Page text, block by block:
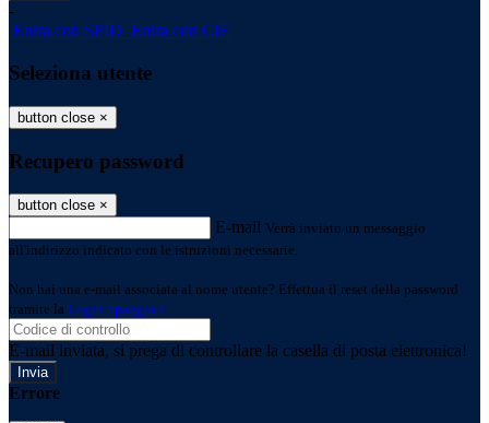
-
Entra con SPID Entra con CIE
Seleziona utente
button close ×
Recupero password
button close ×
E-mail Verrà inviato un messaggio
all'indirizzo indicato con le istruzioni necessarie.
Non hai una e-mail associata al nome utente? Effettua il reset della password
tramite la Login Spaggiari
E-mail inviata, si prega di controllare la casella di posta elettronica!
Errore